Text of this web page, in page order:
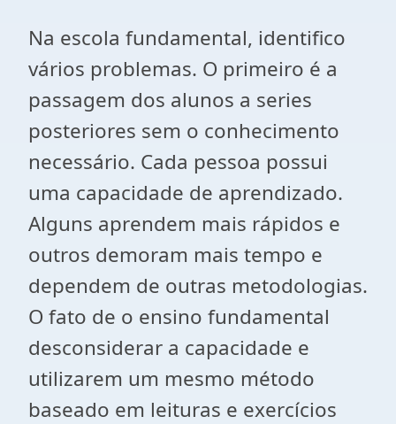
Na escola fundamental, identifico
vários problemas. O primeiro é a
passagem dos alunos a series
posteriores sem o conhecimento
necessário. Cada pessoa possui
uma capacidade de aprendizado.
Alguns aprendem mais rápidos e
outros demoram mais tempo e
dependem de outras metodologias.
O fato de o ensino fundamental
desconsiderar a capacidade e
utilizarem um mesmo método
baseado em leituras e exercícios